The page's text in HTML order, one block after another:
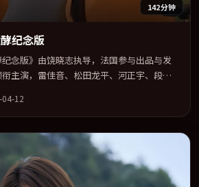
142分钟
纪念版
念版》由饶晓志执导，法国参与出品与发
主演，雷佳音、松田龙平、河正宇、段奕
叙事、表演与视听上力求统一。定于
及主流平台同步亮相，2018 年度话题片中口
与人物弧光的观众完整观看。
12